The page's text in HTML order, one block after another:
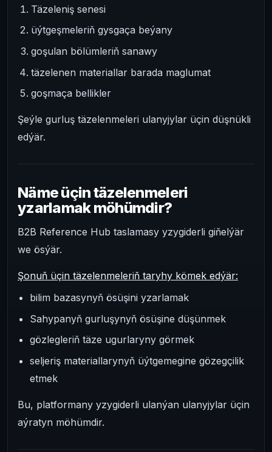
Täzeleniş senesi
üýtgeşmeleriň gysgaça beýany
goşulan bölümleriň sanawy
täzelenen materiallar barada maglumat
goşmaça bellikler
Şeýle gurluş täzelenmeleri ulanyjylar üçin düşnükli
edýär.
Näme üçin täzelenmeleri
yzarlamak möhümdir?
B2B Reference Hub taslamasy yzygiderli giňelýär
we ösýär.
Şonuň üçin täzelenmeleriň taryhy kömek edýär:
bilim bazasynyň ösüşini yzarlamak
Sahypanyň gurluşynyň ösüşine düşünmek
gözlegleriň täze ugurlaryny görmek
seljeriş materiallarynyň üýtgemegine gözegçilik
etmek
Bu, platformany yzygiderli ulanýan ulanyjylar üçin
aýratyn möhümdir.